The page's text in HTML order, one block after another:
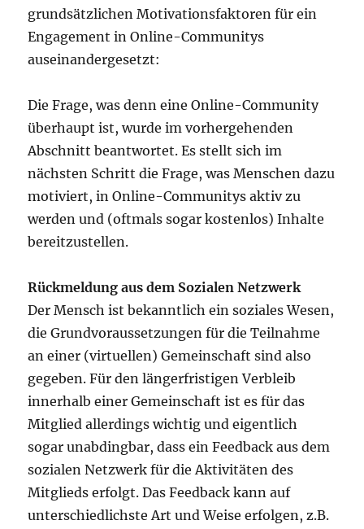
grundsätzlichen Motivationsfaktoren für ein
Engagement in Online-Communitys
auseinandergesetzt:
Die Frage, was denn eine Online-Community
überhaupt ist, wurde im vorhergehenden
Abschnitt beantwortet. Es stellt sich im
nächsten Schritt die Frage, was Menschen dazu
motiviert, in Online-Communitys aktiv zu
werden und (oftmals sogar kostenlos) Inhalte
bereitzustellen.
Rückmeldung aus dem Sozialen Netzwerk
Der Mensch ist bekanntlich ein soziales Wesen,
die Grundvoraussetzungen für die Teilnahme
an einer (virtuellen) Gemeinschaft sind also
gegeben. Für den längerfristigen Verbleib
innerhalb einer Gemeinschaft ist es für das
Mitglied allerdings wichtig und eigentlich
sogar unabdingbar, dass ein Feedback aus dem
sozialen Netzwerk für die Aktivitäten des
Mitglieds erfolgt. Das Feedback kann auf
unterschiedlichste Art und Weise erfolgen, z.B.